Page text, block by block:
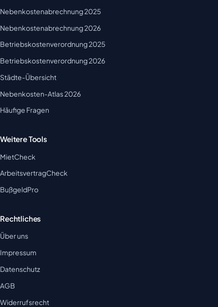
Nebenkostenabrechnung 2025
Nebenkostenabrechnung 2026
Betriebskostenverordnung 2025
Betriebskostenverordnung 2026
Städte-Übersicht
Nebenkosten-Atlas 2026
Häufige Fragen
Weitere Tools
MietCheck
ArbeitsvertragCheck
BußgeldPro
Rechtliches
Über uns
Impressum
Datenschutz
AGB
Widerrufsrecht